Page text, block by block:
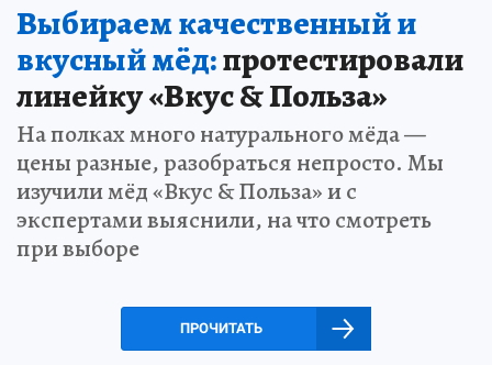
Выбираем качественный и
вкусный мёд:протестировали
линейку «Вкус & Польза»
На полках много натурального мёда —
цены разные, разобраться непросто. Мы
изучили мёд «Вкус & Польза» и с
экспертами выяснили, на что смотреть
при выборе
ПРОЧИТАТЬ